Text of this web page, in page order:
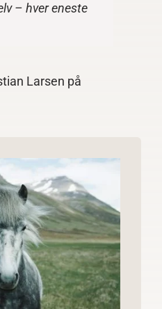
– hver eneste
Larsen på